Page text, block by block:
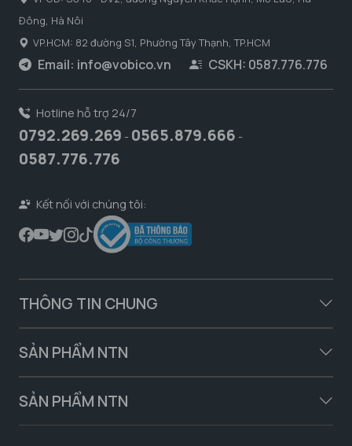
Đông, Hà Nôi
VP.HCM: 82 đường S1, Phường Tây Thạnh, TP.HCM
Email: info@vobico.vn CSKH: 0587.776.776
Hotline hỗ trợ 24/7
0792.269.269 - 0565.879.666 -
0587.776.776
Kết nối với chúng tôi:
THÔNG TIN CHUNG
SẢN PHẨM NTN
SẢN PHẨM NTN